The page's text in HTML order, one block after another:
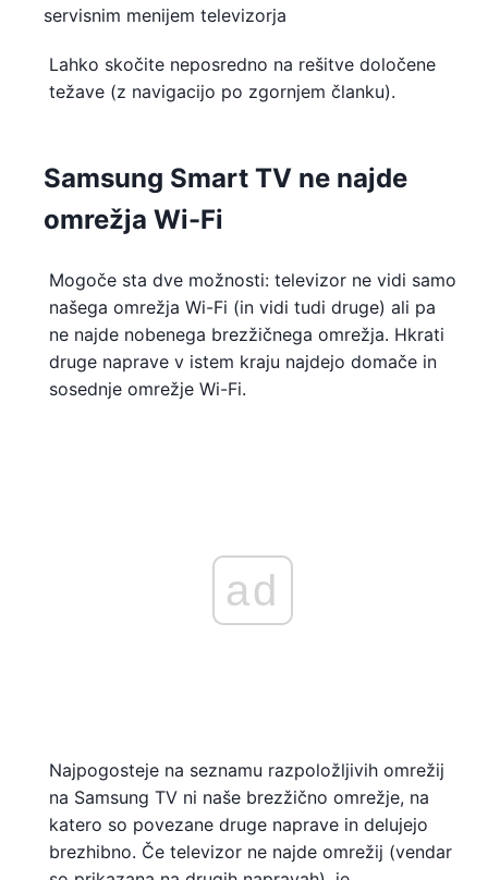
servisnim menijem televizorja
Lahko skočite neposredno na rešitve določene
težave (z navigacijo po zgornjem članku).
Samsung Smart TV ne najde
omrežja Wi-Fi
Mogoče sta dve možnosti: televizor ne vidi samo
našega omrežja Wi-Fi (in vidi tudi druge) ali pa
ne najde nobenega brezžičnega omrežja. Hkrati
druge naprave v istem kraju najdejo domače in
sosednje omrežje Wi-Fi.
ad
Najpogosteje na seznamu razpoložljivih omrežij
na Samsung TV ni naše brezžično omrežje, na
katero so povezane druge naprave in delujejo
brezhibno. Če televizor ne najde omrežij (vendar